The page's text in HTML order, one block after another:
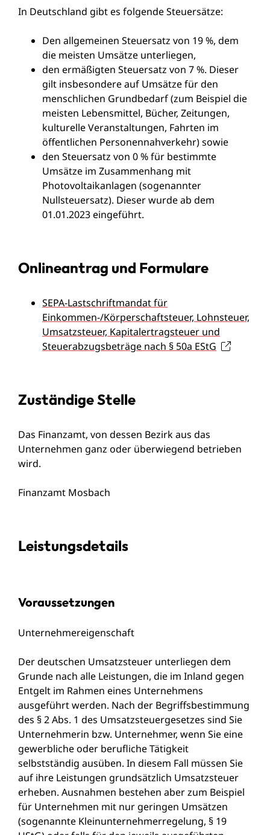
In Deutschland gibt es folgende Steuersätze:
Den allgemeinen Steuersatz von 19 %, dem
die meisten Umsätze unterliegen,
den ermäßigten Steuersatz von 7 %. Dieser
gilt insbesondere auf Umsätze für den
menschlichen Grundbedarf (zum Beispiel die
meisten Lebensmittel, Bücher, Zeitungen,
kulturelle Veranstaltungen, Fahrten im
öffentlichen Personennahverkehr) sowie
den Steuersatz von 0 % für bestimmte
Umsätze im Zusammenhang mit
Photovoltaikanlagen (sogenannter
Nullsteuersatz). Dieser wurde ab dem
01.01.2023 eingeführt.
Onlineantrag und Formulare
SEPA-Lastschriftmandat für
Einkommen-/Körperschaftsteuer, Lohnsteuer,
Umsatzsteuer, Kapitalertragsteuer und
Steuerabzugsbeträge nach § 50a EStG
Zuständige Stelle
Das Finanzamt, von dessen Bezirk aus das
Unternehmen ganz oder überwiegend betrieben
wird.
Finanzamt Mosbach
Leistungsdetails
Voraussetzungen
Unternehmereigenschaft
Der deutschen Umsatzsteuer unterliegen dem
Grunde nach alle Leistungen, die im Inland gegen
Entgelt im Rahmen eines Unternehmens
ausgeführt werden. Nach der Begriffsbestimmung
des § 2 Abs. 1 des Umsatzsteuergesetzes sind Sie
Unternehmerin bzw. Unternehmer, wenn Sie eine
gewerbliche oder berufliche Tätigkeit
selbstständig ausüben. In diesem Fall müssen Sie
auf ihre Leistungen grundsätzlich Umsatzsteuer
erheben. Ausnahmen bestehen aber zum Beispiel
für Unternehmen mit nur geringen Umsätzen
(sogenannte Kleinunternehmerregelung, § 19